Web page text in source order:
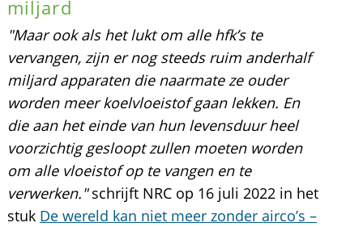
miljard
"Maar ook als het lukt om alle hfk’s te
vervangen, zijn er nog steeds ruim anderhalf
miljard apparaten die naarmate ze ouder
worden meer koelvloeistof gaan lekken. En
die aan het einde van hun levensduur heel
voorzichtig gesloopt zullen moeten worden
om alle vloeistof op te vangen en te
verwerken."schrijft NRC op 16 juli 2022 in het
stuk De wereld kan niet meer zonder airco’s –